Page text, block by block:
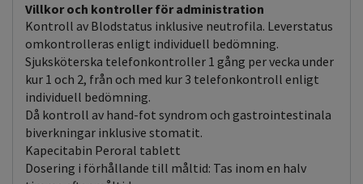
Villkor och kontroller för administration
Kontroll av Blodstatus inklusive neutrofila. Leverstatus
omkontrolleras enligt individuell bedömning.
Sjuksköterska telefonkontroller 1 gång per vecka under
kur 1 och 2, från och med kur 3 telefonkontroll enligt
individuell bedömning.
Då kontroll av hand-fot syndrom och gastrointestinala
biverkningar inklusive stomatit.
Kapecitabin Peroral tablett
Dosering i förhållande till måltid: Tas inom en halv